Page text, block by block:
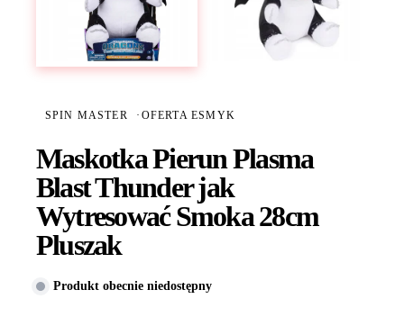
SPIN MASTER · OFERTA ESMYK
Maskotka Pierun Plasma
Blast Thunder jak
Wytresować Smoka 28cm
Pluszak
Produkt obecnie niedostępny